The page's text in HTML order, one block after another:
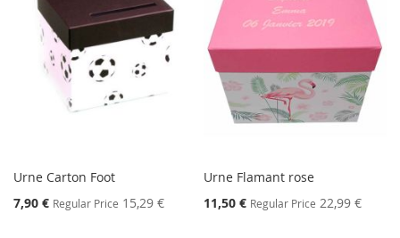
Urne Carton Foot
Special
7,90 € Regular Price 15,29 €
Urne Flamant rose
Special
11,50 € Regular Price 22,99 €